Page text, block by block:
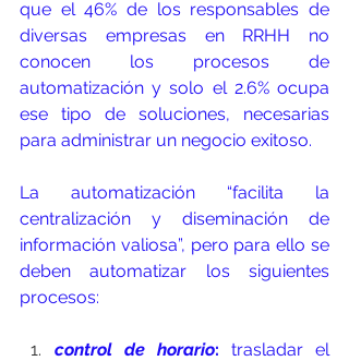
que el 46% de los responsables de
diversas empresas en RRHH no
conocen los procesos de
automatización y solo el 2.6% ocupa
ese tipo de soluciones, necesarias
para administrar un negocio exitoso.
La automatización “facilita la
centralización y diseminación de
información valiosa”, pero para ello se
deben automatizar los siguientes
procesos:
control de horario: trasladar el